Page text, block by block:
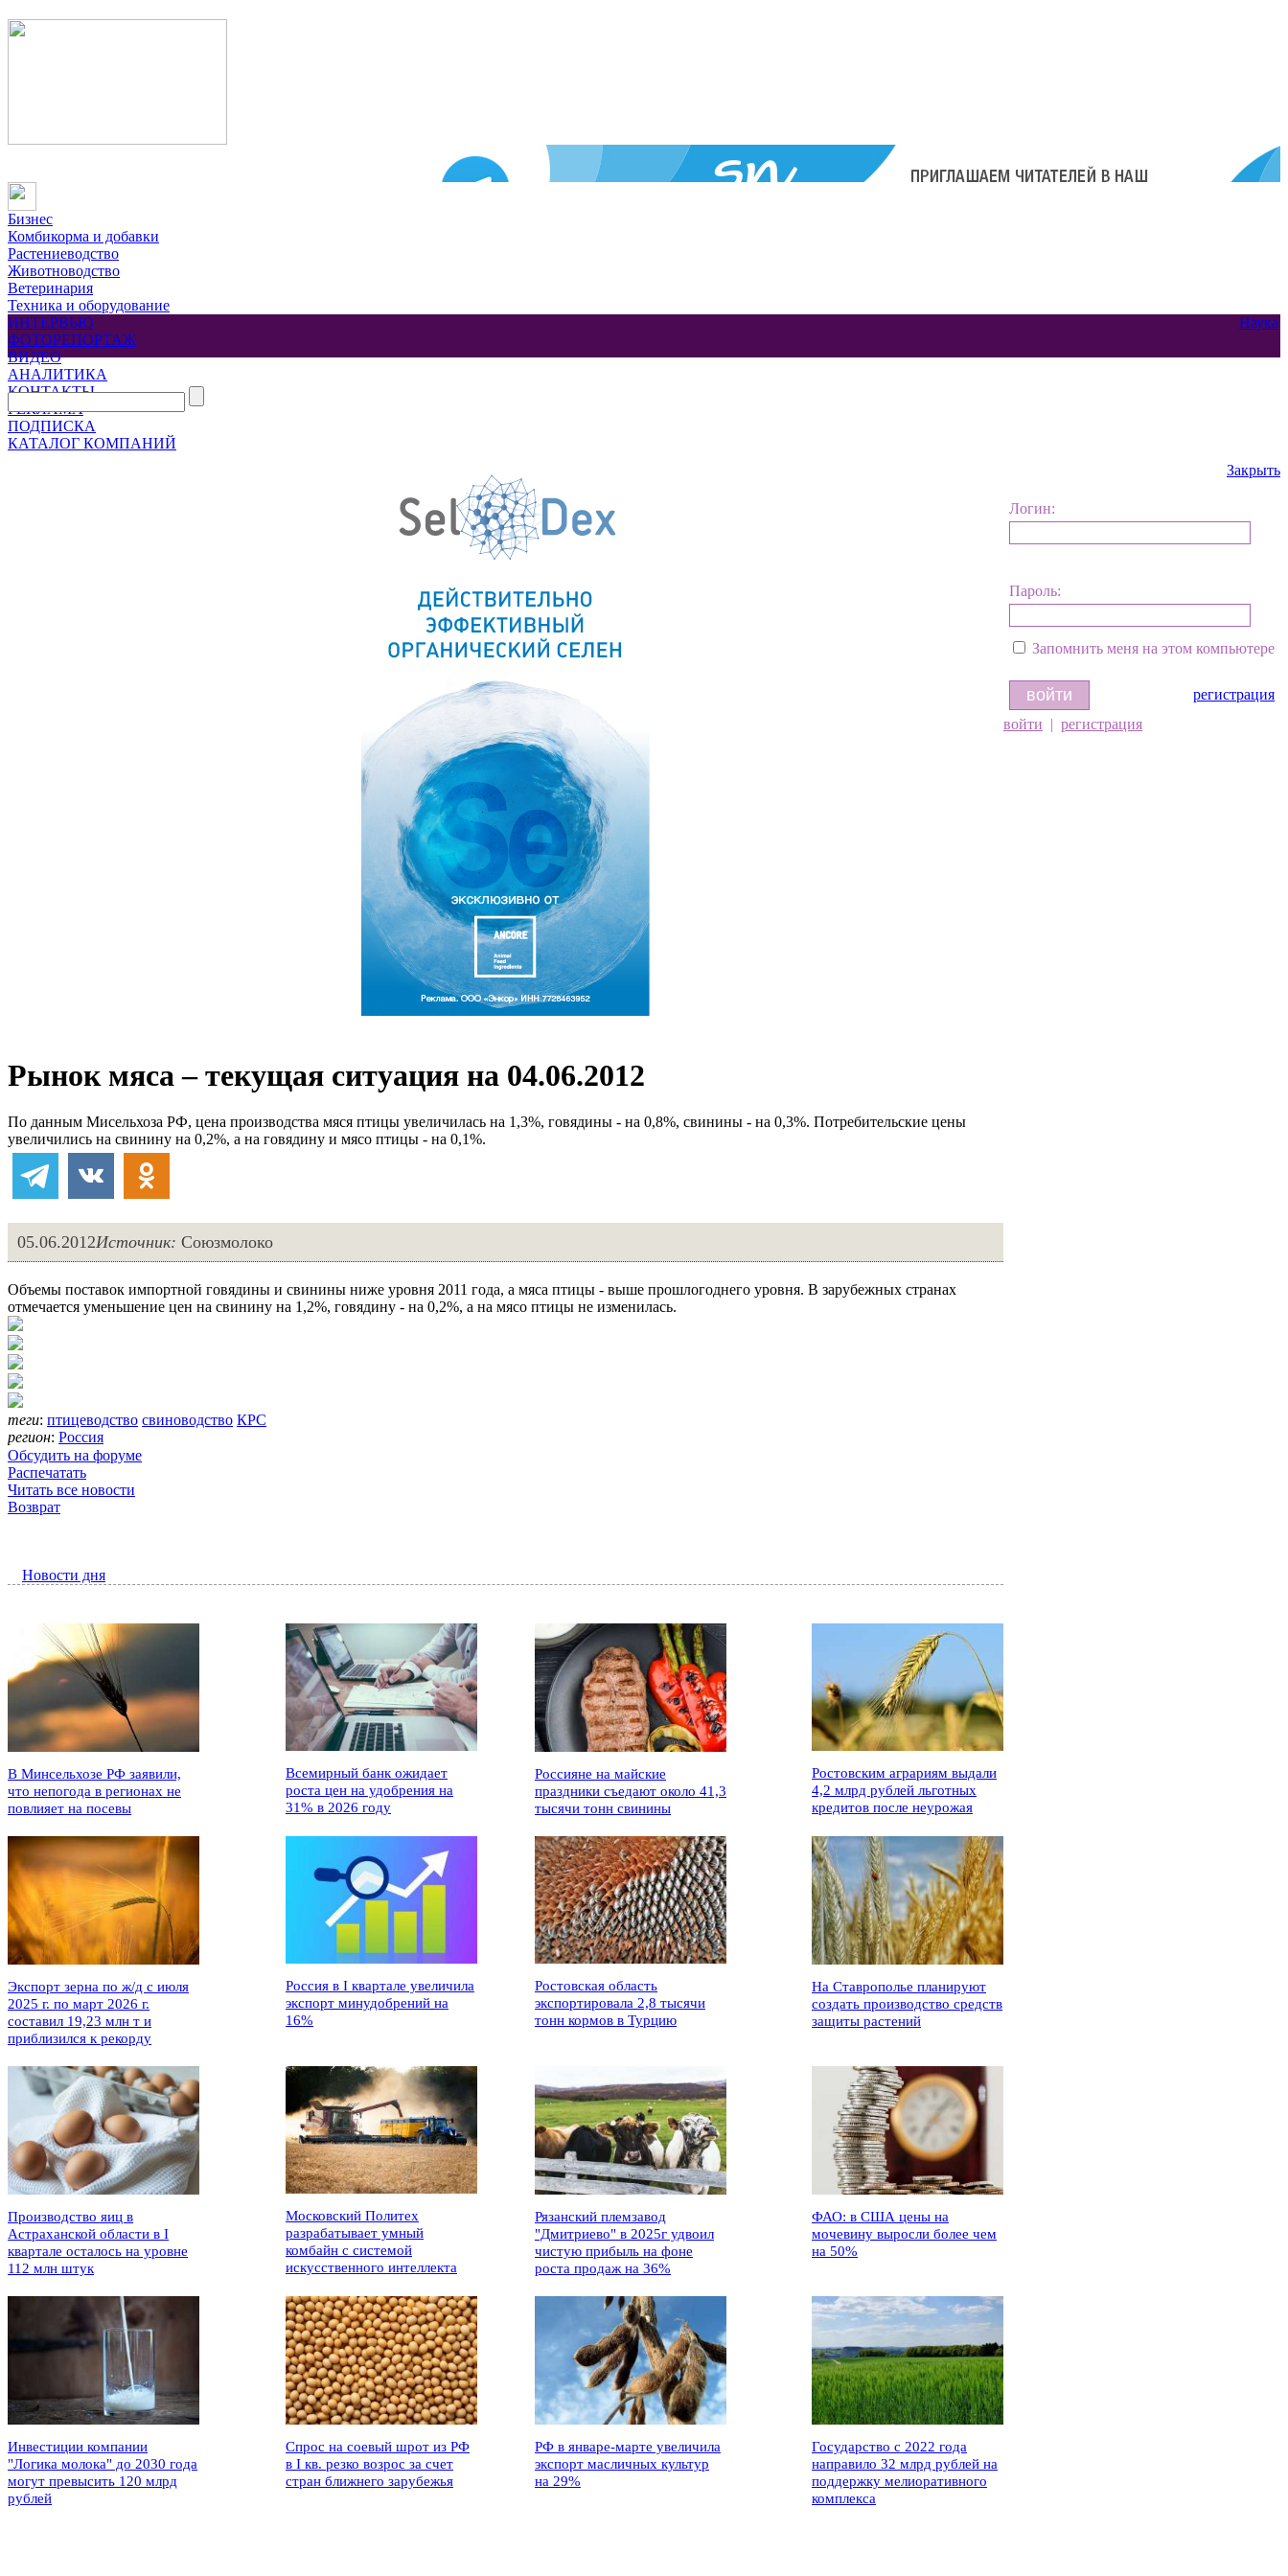
Бизнес
Комбикорма и добавки
Растениеводство
Животноводство
Ветеринария
Техника и оборудование
Наука
ИНТЕРВЬЮ
ФОТОРЕПОРТАЖ
ВИДЕО
АНАЛИТИКА
КОНТАКТЫ
РЕКЛАМА
ПОДПИСКА
КАТАЛОГ КОМПАНИЙ
Закрыть
Логин:
Пароль:
Запомнить меня на этом компьютере
регистрация
войти | регистрация
Рынок мяса – текущая ситуация на 04.06.2012
По данным Мисельхоза РФ, цена производства мяся птицы увеличилась на 1,3%, говядины - на 0,8%, свинины - на 0,3%. Потребительские цены
увеличились на свинину на 0,2%, а на говядину и мясо птицы - на 0,1%.
05.06.2012Источник: Союзмолоко
Объемы поставок импортной говядины и свинины ниже уровня 2011 года, а мяса птицы - выше прошлогоднего уровня. В зарубежных странах
отмечается уменьшение цен на свинину на 1,2%, говядину - на 0,2%, а на мясо птицы не изменилась.
теги: птицеводство свиноводство КРС
регион: Россия
Обсудить на форуме
Распечатать
Читать все новости
Возврат
Новости дня
В Минсельхозе РФ заявили,
что непогода в регионах не
повлияет на посевы
Всемирный банк ожидает
роста цен на удобрения на
31% в 2026 году
Россияне на майские
праздники съедают около 41,3
тысячи тонн свинины
Ростовским аграриям выдали
4,2 млрд рублей льготных
кредитов после неурожая
Экспорт зерна по ж/д с июля
2025 г. по март 2026 г.
составил 19,23 млн т и
приблизился к рекорду
Россия в I квартале увеличила
экспорт минудобрений на
16%
Ростовская область
экспортировала 2,8 тысячи
тонн кормов в Турцию
На Ставрополье планируют
создать производство средств
защиты растений
Производство яиц в
Астраханской области в I
квартале осталось на уровне
112 млн штук
Московский Политех
разрабатывает умный
комбайн с системой
искусственного интеллекта
Рязанский племзавод
"Дмитриево" в 2025г удвоил
чистую прибыль на фоне
роста продаж на 36%
ФАО: в США цены на
мочевину выросли более чем
на 50%
Инвестиции компании
"Логика молока" до 2030 года
могут превысить 120 млрд
рублей
Спрос на соевый шрот из РФ
в I кв. резко возрос за счет
стран ближнего зарубежья
РФ в январе-марте увеличила
экспорт масличных культур
на 29%
Государство с 2022 года
направило 32 млрд рублей на
поддержку мелиоративного
комплекса